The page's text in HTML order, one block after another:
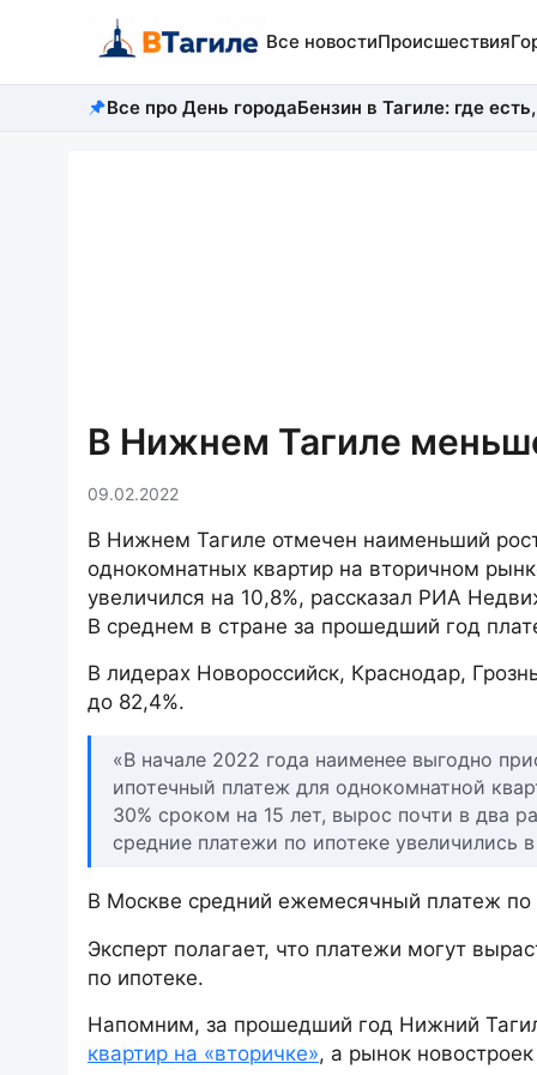
Все новостиПроисшествия
Все про День городаБензин в Тагиле: где
В Нижнем Тагиле
09.02.2022
В Нижнем Тагиле отмечен наименьший
однокомнатных квартир на вторичном
увеличился на 10,8%, рассказал РИА
В среднем в стране за прошедший год
В лидерах Новороссийск, Краснодар,
до 82,4%.
«В начале 2022 года наименее выгодно
ипотечный платеж для однокомнатной
30% сроком на 15 лет, вырос почти в два
средние платежи по ипотеке увеличились
В Москве средний ежемесячный платеж по
Эксперт полагает, что платежи могут
по ипотеке.
Напомним, за прошедший год Нижний
квартир на «вторичке», а рынок новостроек